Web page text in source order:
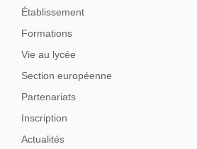
Établissement
Formations
Vie au lycée
Section européenne
Partenariats
Inscription
Actualités